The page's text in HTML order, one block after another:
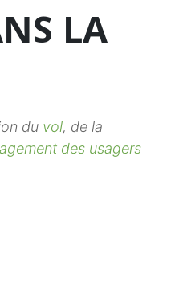
LA
du vol, de la
des usagers